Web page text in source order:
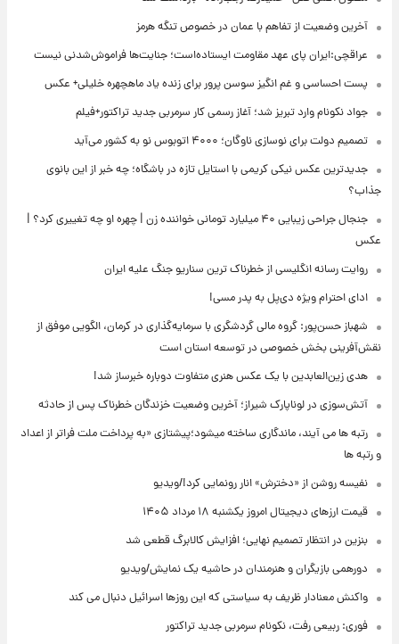
آخرین وضعیت از تفاهم با عمان در خصوص تنگه هرمز
عراقچی:ایران پای عهد مقاومت ایستاده‌است؛ جنایت‌ها فراموش‌شدنی نیست
پست احساسی و غم انگیز سوسن پرور برای زنده یاد ماهچهره خلیلی+ عکس
جواد نکونام وارد تبریز شد؛ آغاز رسمی کار سرمربی جدید تراکتور+فیلم
تصمیم دولت برای نوسازی ناوگان؛ ۴۰۰۰ اتوبوس نو به کشور می‌آید
جدیدترین عکس نیکی کریمی با استایل تازه در باشگاه؛ چه خبر از این بانوی
جذاب؟
جنجال جراحی زیبایی ۴۰ میلیارد تومانی خواننده زن | چهره او چه تغییری کرد؟ |
عکس
روایت رسانه انگلیسی از خطرناک ترین سناریو جنگ علیه ایران
ادای احترام ویژه دی‌پل به پدر مسی!
شهباز حسن‌پور: گروه مالی گردشگری با سرمایه‌گذاری در کرمان، الگویی موفق از
نقش‌آفرینی بخش خصوصی در توسعه استان است
هدی زین‌العابدین با یک عکس هنری متفاوت دوباره خبرساز شد!
آتش‌سوزی در لوناپارک شیراز؛ آخرین وضعیت خزندگان خطرناک پس از حادثه
رتبه ها می آیند، ماندگاری ساخته میشود؛پیشتازی «به پرداخت ملت فراتر از اعداد
و رتبه ها
نفیسه روشن از «دخترش» انار رونمایی کرد!/ویدیو
قیمت ارزهای دیجیتال امروز یکشنبه ۱۸ مرداد ۱۴۰۵
بنزین در انتظار تصمیم نهایی؛ افزایش کالابرگ قطعی شد
دورهمی بازیگران و هنرمندان در حاشیه یک نمایش/ویدیو
واکنش معنادار ظریف به سیاستی که این روزها اسرائیل دنبال می کند
فوری: ربیعی رفت، نکونام سرمربی جدید تراکتور